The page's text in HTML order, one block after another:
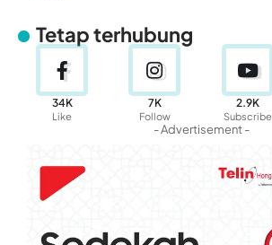
Tetap terhubung
34K
Like
7K
Follow
2.9K
Subscribe
- Advertisement -